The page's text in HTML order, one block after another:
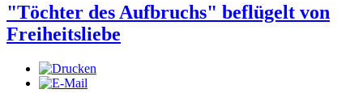
"Töchter des Aufbruchs" beflügelt von
Freiheitsliebe